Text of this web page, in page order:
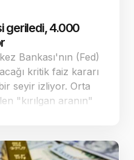
geriledi, 4.000
Bankası'nın (Fed)
kritik faiz kararı
seyir izliyor. Orta
"kırılgan aranın"